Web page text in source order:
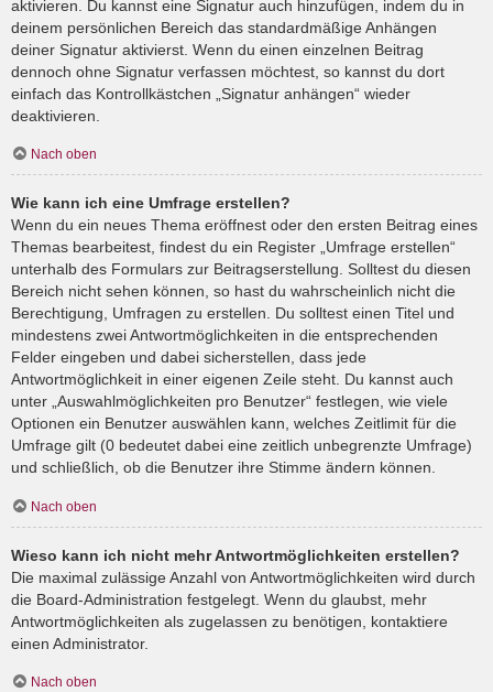
aktivieren. Du kannst eine Signatur auch hinzufügen, indem du in
deinem persönlichen Bereich das standardmäßige Anhängen
deiner Signatur aktivierst. Wenn du einen einzelnen Beitrag
dennoch ohne Signatur verfassen möchtest, so kannst du dort
einfach das Kontrollkästchen „Signatur anhängen“ wieder
deaktivieren.
Nach oben
Wie kann ich eine Umfrage erstellen?
Wenn du ein neues Thema eröffnest oder den ersten Beitrag eines
Themas bearbeitest, findest du ein Register „Umfrage erstellen“
unterhalb des Formulars zur Beitragserstellung. Solltest du diesen
Bereich nicht sehen können, so hast du wahrscheinlich nicht die
Berechtigung, Umfragen zu erstellen. Du solltest einen Titel und
mindestens zwei Antwortmöglichkeiten in die entsprechenden
Felder eingeben und dabei sicherstellen, dass jede
Antwortmöglichkeit in einer eigenen Zeile steht. Du kannst auch
unter „Auswahlmöglichkeiten pro Benutzer“ festlegen, wie viele
Optionen ein Benutzer auswählen kann, welches Zeitlimit für die
Umfrage gilt (0 bedeutet dabei eine zeitlich unbegrenzte Umfrage)
und schließlich, ob die Benutzer ihre Stimme ändern können.
Nach oben
Wieso kann ich nicht mehr Antwortmöglichkeiten erstellen?
Die maximal zulässige Anzahl von Antwortmöglichkeiten wird durch
die Board-Administration festgelegt. Wenn du glaubst, mehr
Antwortmöglichkeiten als zugelassen zu benötigen, kontaktiere
einen Administrator.
Nach oben